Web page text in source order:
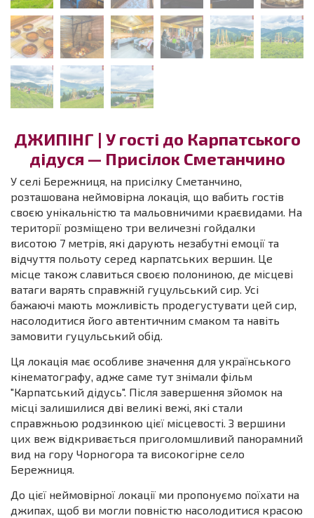
ДЖИПІНГ | У гості до Карпатського
дідуся — Присілок Сметанчино
У селі Бережниця, на присілку Сметанчино,
розташована неймовірна локація, що вабить гостів
своєю унікальністю та мальовничими краєвидами. На
території розміщено три величезні гойдалки
висотою 7 метрів, які дарують незабутні емоції та
відчуття польоту серед карпатських вершин. Це
місце також славиться своєю полониною, де місцеві
ватаги варять справжній гуцульський сир. Усі
бажаючі мають можливість продегустувати цей сир,
насолодитися його автентичним смаком та навіть
замовити гуцульський обід.
Ця локація має особливе значення для українського
кінематографу, адже саме тут знімали фільм
"Карпатський дідусь". Після завершення зйомок на
місці залишилися дві великі вежі, які стали
справжньою родзинкою цієї місцевості. З вершини
цих веж відкривається приголомшливий панорамний
вид на гору Чорногора та високогірне село
Бережниця.
До цієї неймовірної локації ми пропонуємо поїхати на
джипах, щоб ви могли повністю насолодитися красою